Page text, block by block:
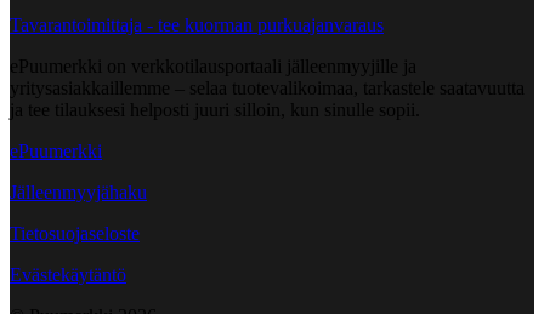
Tavarantoimittaja - tee kuorman purkuajanvaraus
ePuumerkki on verkkotilausportaali jälleenmyyjille ja
yritysasiakkaillemme – selaa tuotevalikoimaa, tarkastele saatavuutta
ja tee tilauksesi helposti juuri silloin, kun sinulle sopii.
ePuumerkki
Jälleenmyyjähaku
Tietosuojaseloste
Evästekäytäntö